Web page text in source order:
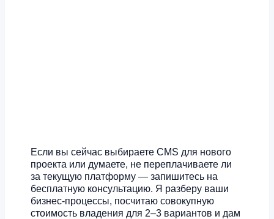
Если вы сейчас выбираете CMS для нового
проекта или думаете, не переплачиваете ли
за текущую платформу — запишитесь на
бесплатную консультацию. Я разберу ваши
бизнес-процессы, посчитаю совокупную
стоимость владения для 2–3 вариантов и дам